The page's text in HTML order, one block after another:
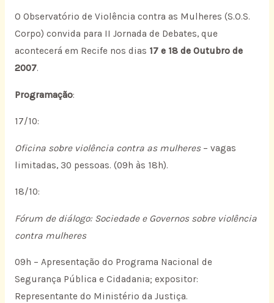
O Observatório de Violência contra as Mulheres (S.O.S.
Corpo) convida para II Jornada de Debates, que
acontecerá em Recife nos dias 17 e 18 de Outubro de
2007.
Programação:
17/10:
Oficina sobre violência contra as mulheres– vagas
limitadas, 30 pessoas. (09h às 18h).
18/10:
Fórum de diálogo: Sociedade e Governos sobre violência
contra mulheres
09h – Apresentação do Programa Nacional de
Segurança Pública e Cidadania; expositor:
Representante do Ministério da Justiça.